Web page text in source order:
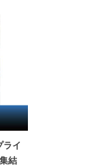
ライ
結